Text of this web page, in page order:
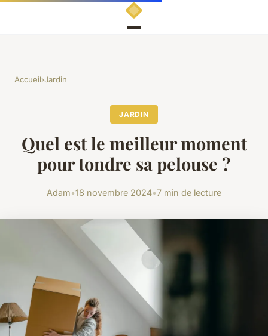
Accueil›Jardin
JARDIN
Quel est le meilleur moment
pour tondre sa pelouse ?
Adam•18 novembre 2024•7 min de lecture